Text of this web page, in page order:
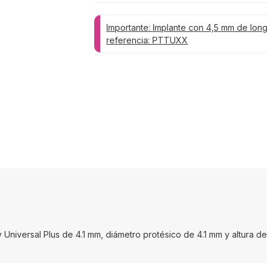
Importante: Implante con 4,5 mm de
referencia: PTTUXX
Plus de 4.1 mm, diámetro protésico de 4.1 mm y altura de